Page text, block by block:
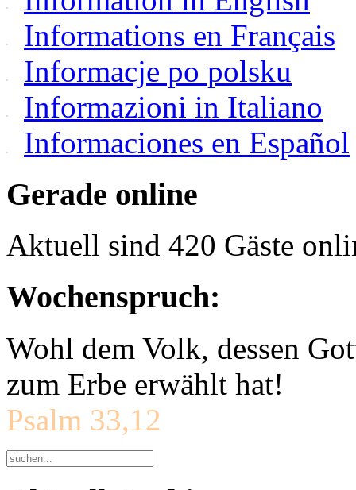
Informations en Français
Informacje po polsku
Informazioni in Italiano
Informaciones en Español
Gerade online
Aktuell sind 420 Gäste
Wochenspruch:
Wohl dem Volk, dessen
zum Erbe erwählt hat!
Psalm 33,12